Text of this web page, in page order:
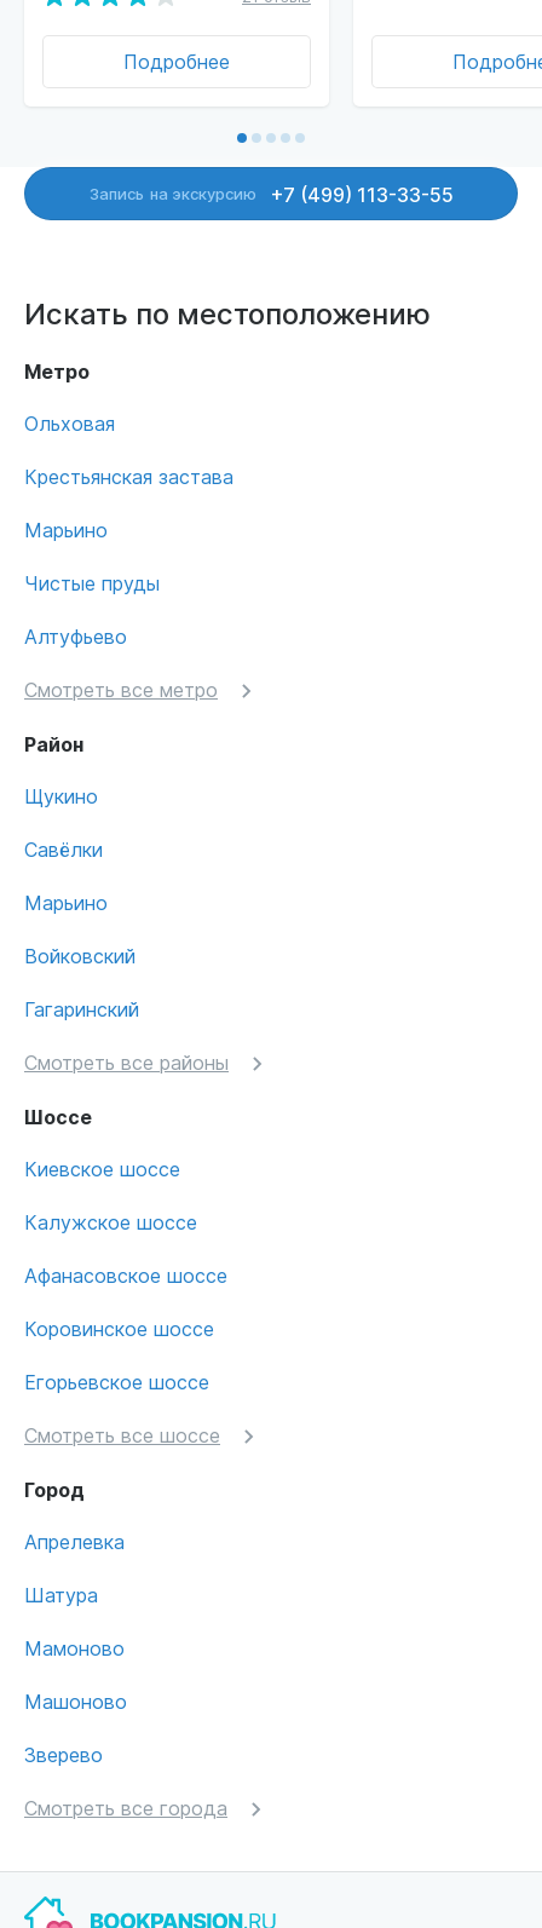
Подробнее
Запись на экскурсию +7 (499) 113-33-55
Искать по местоположению
Метро
Ольховая
Крестьянская застава
Марьино
Чистые пруды
Алтуфьево
Смотреть все метро
Район
Щукино
Савёлки
Марьино
Войковский
Гагаринский
Смотреть все районы
Шоссе
Киевское шоссе
Калужское шоссе
Афанасовское шоссе
Коровинское шоссе
Егорьевское шоссе
Смотреть все шоссе
Город
Апрелевка
Шатура
Мамоново
Машоново
Зверево
Смотреть все города